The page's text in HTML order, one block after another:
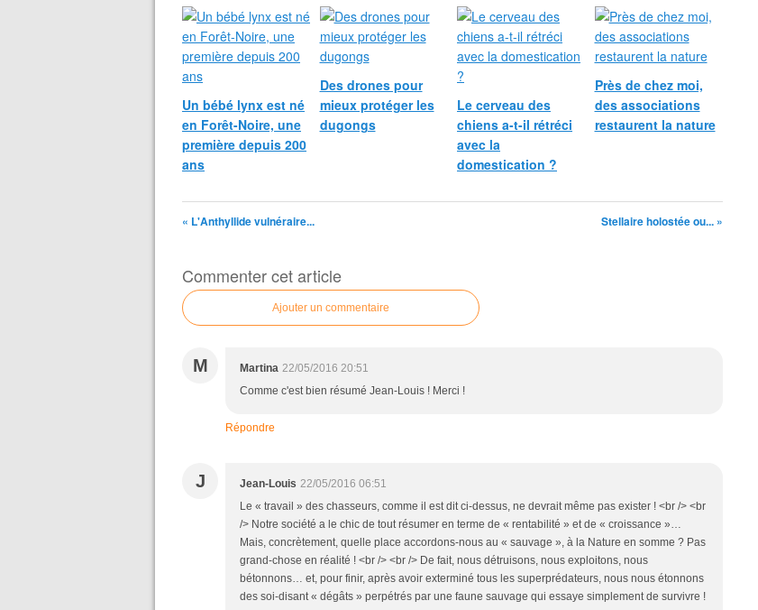
Un bébé lynx est né
en Forêt-Noire, une
première depuis 200
ans
Des drones pour
mieux protéger les
dugongs
Le cerveau des
chiens a-t-il rétréci
avec la
domestication ?
Près de chez moi,
des associations
restaurent la nature
« L'Anthyllide vulnéraire... Stellaire holostée ou... »
Commenter cet article
Ajouter un commentaire
M Martina 22/05/2016 20:51
Comme c'est bien résumé Jean-Louis ! Merci !
Répondre
J Jean-Louis 22/05/2016 06:51
Le « travail » des chasseurs, comme il est dit ci-dessus, ne devrait même pas exister ! <br /> <br
/> Notre société a le chic de tout résumer en terme de « rentabilité » et de « croissance »…
Mais, concrètement, quelle place accordons-nous au « sauvage », à la Nature en somme ? Pas
grand-chose en réalité ! <br /> <br /> De fait, nous détruisons, nous exploitons, nous
bétonnons… et, pour finir, après avoir exterminé tous les superprédateurs, nous nous étonnons
des soi-disant « dégâts » perpétrés par une faune sauvage qui essaye simplement de survivre !